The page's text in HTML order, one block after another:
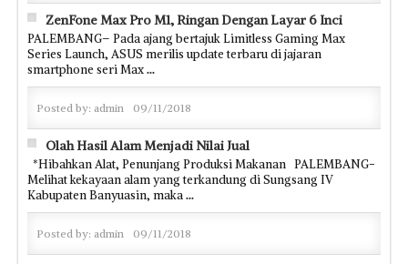
ZenFone Max Pro M1, Ringan Dengan Layar 6 Inci
PALEMBANG– Pada ajang bertajuk Limitless Gaming Max
Series Launch, ASUS merilis update terbaru di jajaran
smartphone seri Max...
Posted by: admin 09/11/2018
Olah Hasil Alam Menjadi Nilai Jual
*Hibahkan Alat, Penunjang Produksi Makanan PALEMBANG-
Melihat kekayaan alam yang terkandung di Sungsang IV
Kabupaten Banyuasin, maka...
Posted by: admin 09/11/2018